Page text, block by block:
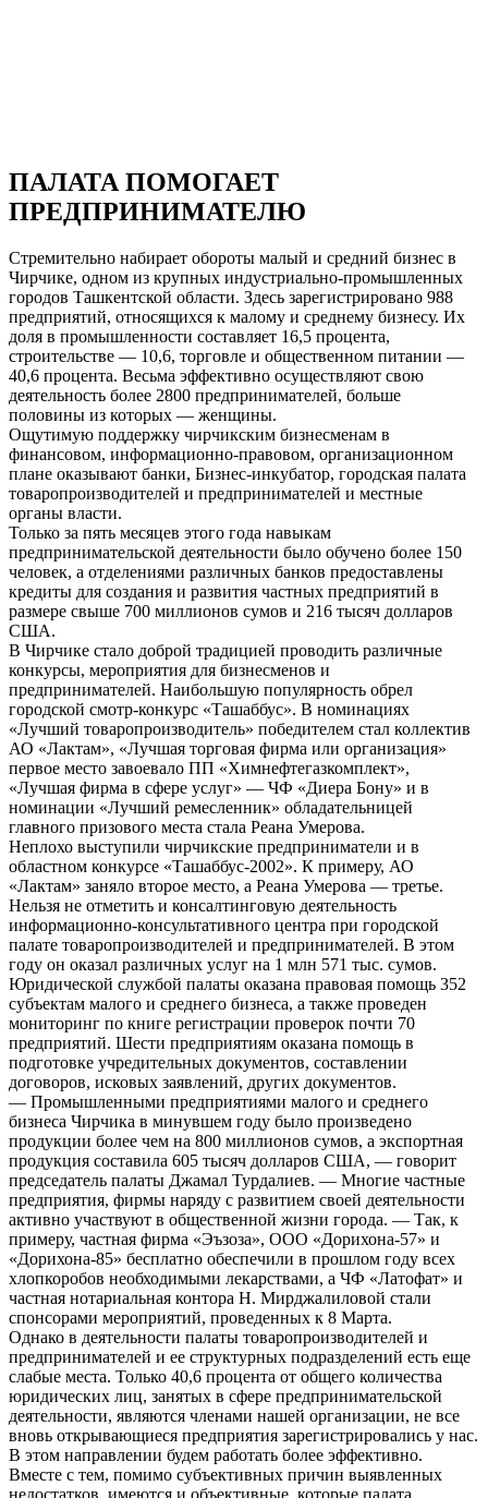
ПАЛАТА ПОМОГАЕТ
ПРЕДПРИНИМАТЕЛЮ
Стремительно набирает обороты малый и средний бизнес в
Чирчике, одном из крупных индустриально-промышленных
городов Ташкентской области. Здесь зарегистрировано 988
предприятий, относящихся к малому и среднему бизнесу. Их
доля в промышленности составляет 16,5 процента,
строительстве — 10,6, торговле и общественном питании —
40,6 процента. Весьма эффективно осуществляют свою
деятельность более 2800 предпринимателей, больше
половины из которых — женщины.
Ощутимую поддержку чирчикским бизнесменам в
финансовом, информационно-правовом, организационном
плане оказывают банки, Бизнес-инкубатор, городская палата
товаропроизводителей и предпринимателей и местные
органы власти.
Только за пять месяцев этого года навыкам
предпринимательской деятельности было обучено более 150
человек, а отделениями различных банков предоставлены
кредиты для создания и развития частных предприятий в
размере свыше 700 миллионов сумов и 216 тысяч долларов
США.
В Чирчике стало доброй традицией проводить различные
конкурсы, мероприятия для бизнесменов и
предпринимателей. Наибольшую популярность обрел
городской смотр-конкурс «Ташаббус». В номинациях
«Лучший товаропроизводитель» победителем стал коллектив
АО «Лактам», «Лучшая торговая фирма или организация»
первое место завоевало ПП «Химнефтегазкомплект»,
«Лучшая фирма в сфере услуг» — ЧФ «Диера Бону» и в
номинации «Лучший ремесленник» обладательницей
главного призового места стала Реана Умерова.
Неплохо выступили чирчикские предприниматели и в
областном конкурсе «Ташаббус-2002». К примеру, АО
«Лактам» заняло второе место, а Реана Умерова — третье.
Нельзя не отметить и консалтинговую деятельность
информационно-консультативного центра при городской
палате товаропроизводителей и предпринимателей. В этом
году он оказал различных услуг на 1 млн 571 тыс. сумов.
Юридической службой палаты оказана правовая помощь 352
субъектам малого и среднего бизнеса, а также проведен
мониторинг по книге регистрации проверок почти 70
предприятий. Шести предприятиям оказана помощь в
подготовке учредительных документов, составлении
договоров, исковых заявлений, других документов.
— Промышленными предприятиями малого и среднего
бизнеса Чирчика в минувшем году было произведено
продукции более чем на 800 миллионов сумов, а экспортная
продукция составила 605 тысяч долларов США, — говорит
председатель палаты Джамал Турдалиев. — Многие частные
предприятия, фирмы наряду с развитием своей деятельности
активно участвуют в общественной жизни города. — Так, к
примеру, частная фирма «Эъзоза», ООО «Дорихона-57» и
«Дорихона-85» бесплатно обеспечили в прошлом году всех
хлопкоробов необходимыми лекарствами, а ЧФ «Латофат» и
частная нотариальная контора Н. Мирджалиловой стали
спонсорами мероприятий, проведенных к 8 Марта.
Однако в деятельности палаты товаропроизводителей и
предпринимателей и ее структурных подразделений есть еще
слабые места. Только 40,6 процента от общего количества
юридических лиц, занятых в сфере предпринимательской
деятельности, являются членами нашей организации, не все
вновь открывающиеся предприятия зарегистрировались у нас.
В этом направлении будем работать более эффективно.
Вместе с тем, помимо субъективных причин выявленных
недостатков, имеются и объективные, которые палата